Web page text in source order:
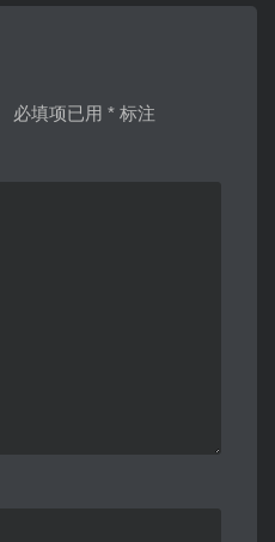
必填项已用 * 标注